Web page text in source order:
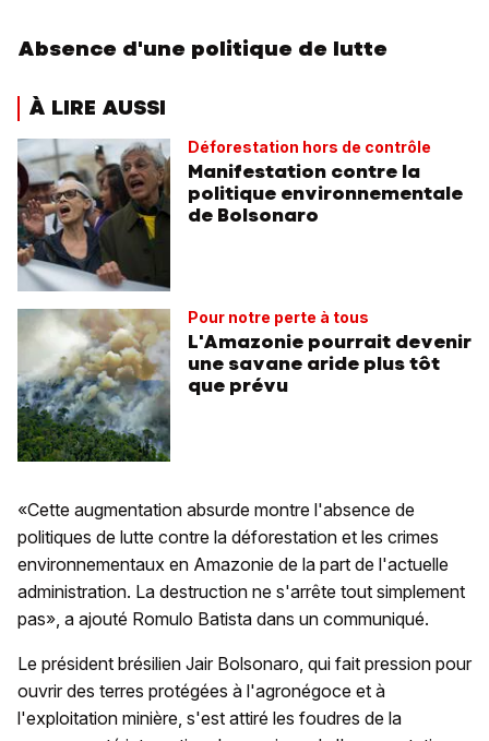
Absence d'une politique de lutte
À LIRE AUSSI
Déforestation hors de contrôle
Manifestation contre la
politique environnementale
de Bolsonaro
Pour notre perte à tous
L'Amazonie pourrait devenir
une savane aride plus tôt
que prévu
«Cette augmentation absurde montre l'absence de
politiques de lutte contre la déforestation et les crimes
environnementaux en Amazonie de la part de l'actuelle
administration. La destruction ne s'arrête tout simplement
pas», a ajouté Romulo Batista dans un communiqué.
Le président brésilien Jair Bolsonaro, qui fait pression pour
ouvrir des terres protégées à l'agronégoce et à
l'exploitation minière, s'est attiré les foudres de la